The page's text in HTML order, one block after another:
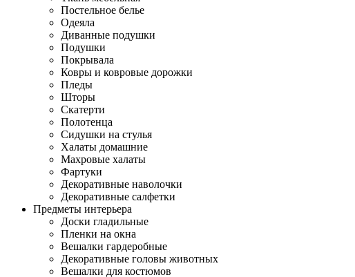
Постельное белье
Одеяла
Диванные подушки
Подушки
Покрывала
Ковры и ковровые дорожки
Пледы
Шторы
Скатерти
Полотенца
Сидушки на стулья
Халаты домашние
Махровые халаты
Фартуки
Декоративные наволочки
Декоративные салфетки
Предметы интерьера
Доски гладильные
Пленки на окна
Вешалки гардеробные
Декоративные головы животных
Вешалки для костюмов